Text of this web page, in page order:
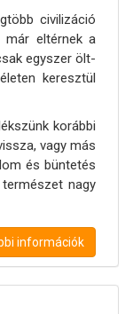
civilizáció
már eltérnek a
egyszer ölt-
keresztül
korábbi
vagy más
és büntetés
nagy
információk